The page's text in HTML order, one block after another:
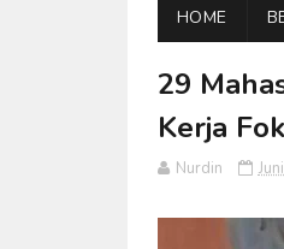
HOME
29
Kerja
Nurdin